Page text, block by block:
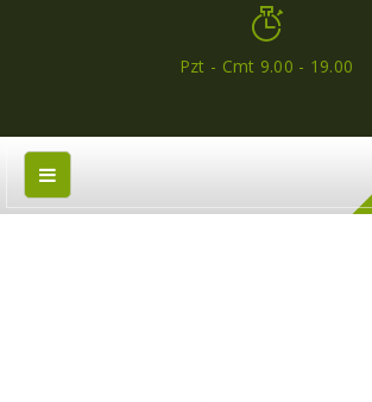
Pzt - Cmt 9.00 - 19.00